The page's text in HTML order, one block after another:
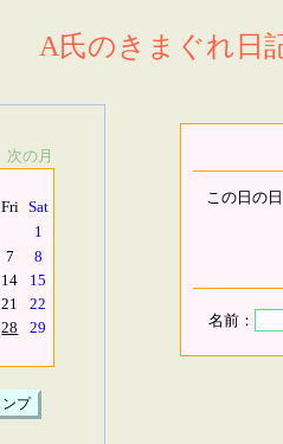
A氏のきまぐれ日
次の月
Fri Sat
1
7
8
14
15
21
22
28
29
この日の
名前：